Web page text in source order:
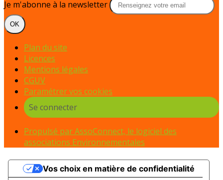
Je m'abonne à la newsletter
OK
Plan du site
Licences
Mentions légales
CGUV
Paramétrer vos cookies
Se connecter
Propulsé par AssoConnect, le logiciel des
associations Environnementales
Vos choix en matière de confidentialité